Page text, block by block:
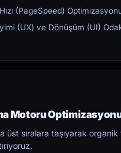
(PageSpeed)
(UX) ve Dönüşüm (UI)
Motoru
üst sıralara taşıyarak